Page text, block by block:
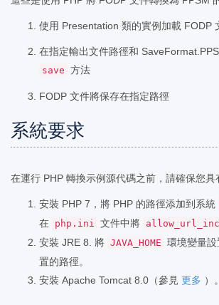
使用 Presentation 類的實例加載 FODP
在指定輸出文件路徑和
save 方法
FODP 文件將保存在指定路徑
系統要求
在運行 PHP 轉換示例源代碼之前，請確保您具
安裝 PHP 7，將 PHP 的路徑添加到系統
在 php.ini 文件中將
安裝 JRE 8. 將 JAVA_HOME 環境變量
置的路徑。
安裝 Apache Tomcat 8.0（參見 更多 ）。